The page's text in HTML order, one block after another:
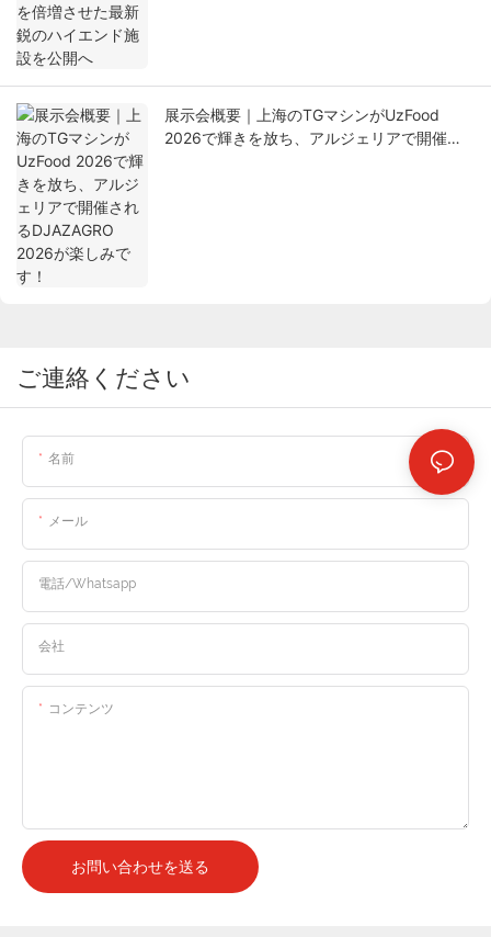
展示会概要｜上海のTGマシンがUzFood
2026で輝きを放ち、アルジェリアで開催さ
ご連絡ください
名前
メール
電話/whatsapp
会社
コンテンツ
お問い合わせを送る